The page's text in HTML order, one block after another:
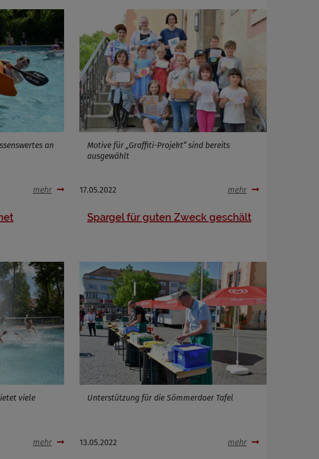
an
mehr
Motive für „Graffiti-Projekt“ sind bereits
ausgewählt
17.05.2022 mehr
viele
mehr
Spargel für guten Zweck geschält
Unterstützung für die Sömmerdaer Tafel
13.05.2022 mehr